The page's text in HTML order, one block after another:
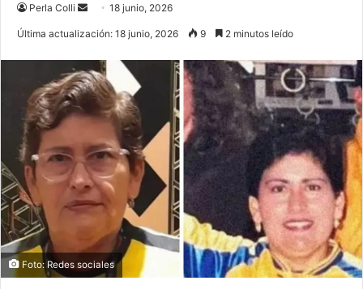
Perla Colli
Send18 junio, 2026
Última actualización: 18 junio, 2026 9 2 minutos leído
Foto: Redes sociales